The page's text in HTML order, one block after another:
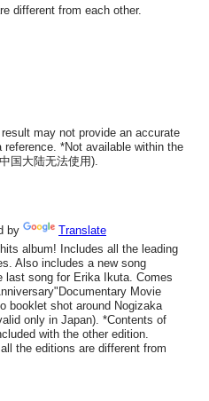
different from each other.
may not provide an accurate
*Not available within the
国大陆无法使用).